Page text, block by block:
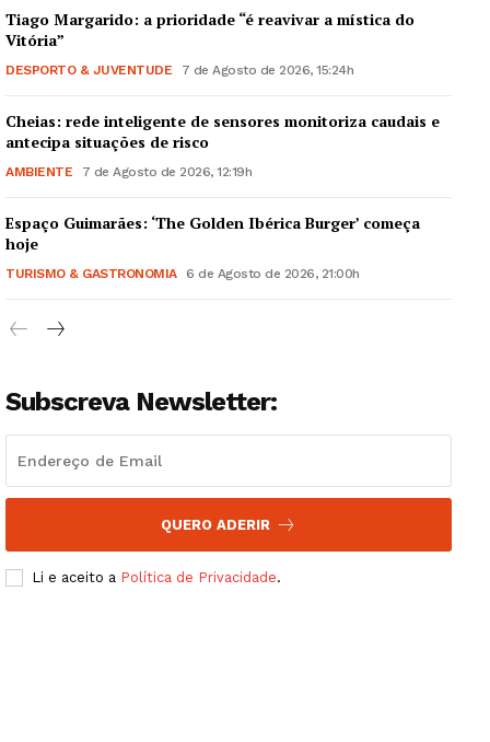
Guimarães, agora!
SUBSCREVA JÁ!
Institucional
Artigos
Edição Digital
Europa
Grande Entrevista
Publicidade
Tiago Margarido: a prioridade “é reavivar a mística do
Vitória”
DESPORTO & JUVENTUDE 7 de Agosto de 2026, 15:24h
Cheias: rede inteligente de sensores monitoriza caudais e
antecipa situações de risco
AMBIENTE 7 de Agosto de 2026, 12:19h
Espaço Guimarães: ‘The Golden Ibérica Burger’ começa
hoje
TURISMO & GASTRONOMIA 6 de Agosto de 2026, 21:00h
Subscreva Newsletter:
QUERO ADERIR
Li e aceito a Política de Privacidade.